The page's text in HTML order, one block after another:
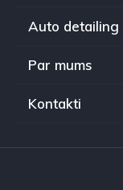
Auto detailing
Par mums
Kontakti